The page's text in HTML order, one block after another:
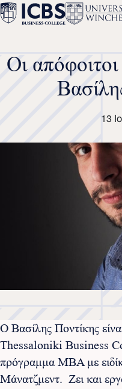
Οι
13
Ο Βασίλης Ποντίκης
Thessaloniki Business
πρόγραμμα ΜΒΑ με
Μάνατζμεντ. Ζει και